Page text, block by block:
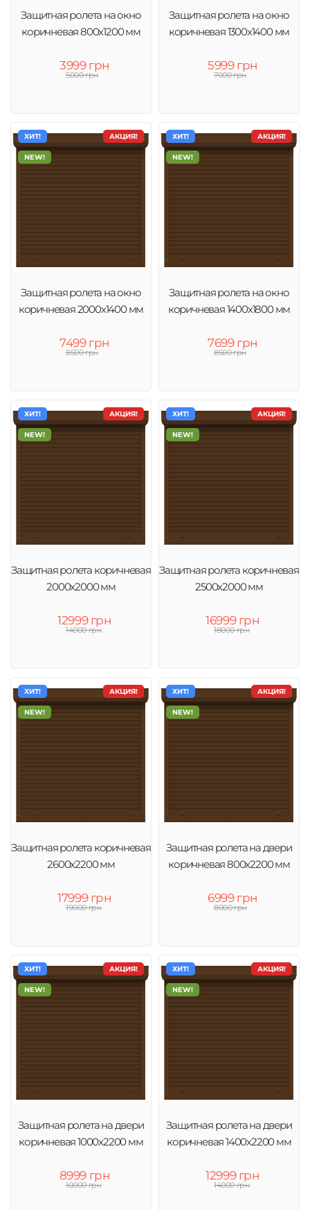
Защитная ролета на окно
коричневая 800х1200 мм
3999 грн
5000 грн
Защитная ролета на окно
коричневая 1300х1400 мм
5999 грн
7000 грн
АКЦИЯ!
ХИТ!
NEW!
Защитная ролета на окно
коричневая 2000х1400 мм
7499 грн
8500 грн
АКЦИЯ!
ХИТ!
NEW!
Защитная ролета на окно
коричневая 1400х1800 мм
7699 грн
8500 грн
АКЦИЯ!
ХИТ!
NEW!
Защитная ролета коричневая
2000х2000 мм
12999 грн
14000 грн
АКЦИЯ!
ХИТ!
NEW!
Защитная ролета коричневая
2500х2000 мм
16999 грн
18000 грн
АКЦИЯ!
ХИТ!
NEW!
Защитная ролета коричневая
2600х2200 мм
17999 грн
19000 грн
АКЦИЯ!
ХИТ!
NEW!
Защитная ролета на двери
коричневая 800х2200 мм
6999 грн
8000 грн
АКЦИЯ!
ХИТ!
NEW!
Защитная ролета на двери
коричневая 1000х2200 мм
8999 грн
10000 грн
АКЦИЯ!
ХИТ!
NEW!
Защитная ролета на двери
коричневая 1400х2200 мм
12999 грн
14000 грн